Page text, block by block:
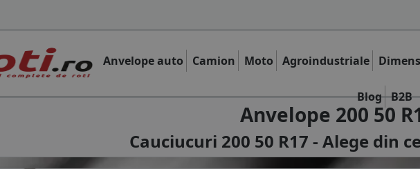
Anvelope auto Camion Moto Agroindustriale
Blog B2B
Anvelope 200 50
Cauciucuri 200 50 R17 - Alege din